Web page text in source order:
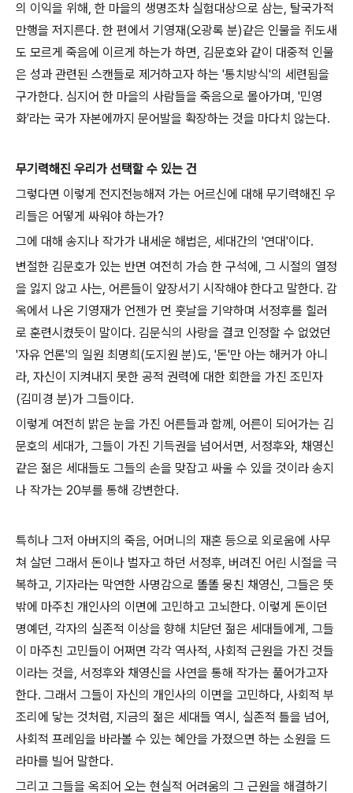
의 이익을 위해, 한 마을의 생명조차 실험대상으로 삼는, 탈국가적
만행을 저지른다. 한 편에서 기영재(오광록 분)같은 인물을 쥐도새
도 모르게 죽음에 이르게 하는가 하면, 김문호와 같이 대중적 인물
은 성과 관련된 스캔들로 제거하고자 하는 '통치방식'의 세련됨을
구가한다. 심지어 한 마을의 사람들을 죽음으로 몰아가며, '민영
화'라는 국가 자본에까지 문어발을 확장하는 것을 마다치 않는다.
무기력해진 우리가 선택할 수 있는 건
그렇다면 이렇게 전지전능해져 가는 어르신에 대해 무기력해진 우
리들은 어떻게 싸워야 하는가?
그에 대해 송지나 작가가 내세운 해법은, 세대간의 '연대'이다.
변절한 김문호가 있는 반면 여전히 가슴 한 구석에, 그 시절의 열정
을 잃지 않고 사는, 어른들이 앞장서기 시작해야 한다고 말한다. 감
옥에서 나온 기영재가 언젠가 먼 훗날을 기약하며 서정후를 힐러
로 훈련시켰듯이 말이다. 김문식의 사랑을 결코 인정할 수 없었던
'자유 언론'의 일원 최명희(도지원 분)도, '돈'만 아는 해커가 아니
라, 자신이 지켜내지 못한 공적 권력에 대한 회한을 가진 조민자
(김미경 분)가 그들이다.
이렇게 여전히 밝은 눈을 가진 어른들과 함께, 어른이 되어가는 김
문호의 세대가, 그들이 가진 기득권을 넘어서면, 서정후와, 채영신
같은 젊은 세대들도 그들의 손을 맞잡고 싸울 수 있을 것이라 송지
나 작가는 20부를 통해 강변한다.
특히나 그저 아버지의 죽음, 어머니의 재혼 등으로 외로움에 사무
쳐 살던 그래서 돈이나 벌자고 하던 서정후, 버려진 어린 시절을 극
복하고, 기자라는 막연한 사명감으로 똘똘 뭉친 채영신, 그들은 뜻
밖에 마주친 개인사의 이면에 고민하고 고뇌한다. 이렇게 돈이던
명예던, 각자의 실존적 이상을 향해 치닫던 젊은 세대들에게, 그들
이 마주친 고민들이 어쩌면 각각 역사적, 사회적 근원을 가진 것들
이라는 것을, 서정후와 채영신을 사연을 통해 작가는 풀어가고자
한다. 그래서 그들이 자신의 개인사의 이면을 고민하다, 사회적 부
조리에 닿는 것처럼, 지금의 젊은 세대들 역시, 실존적 틀을 넘어,
사회적 프레임을 바라볼 수 있는 혜안을 가졌으면 하는 소원을 드
라마를 빌어 말한다.
그리고 그들을 옥죄어 오는 현실적 어려움의 그 근원을 해결하기